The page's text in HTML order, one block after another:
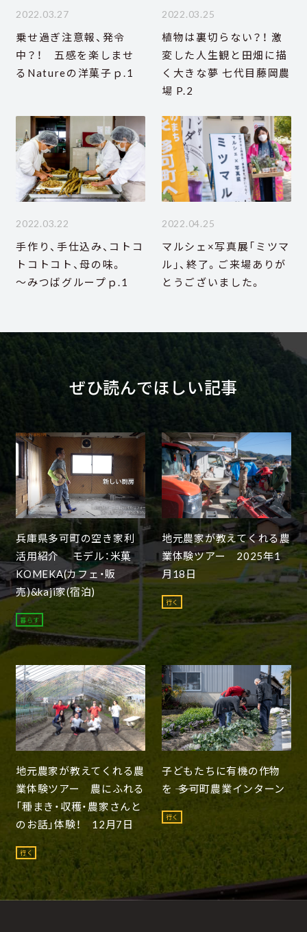
2022.03.27
乗せ過ぎ注意報、発令
中？！ 五感を楽しませ
るNatureの洋菓子ｐ.1
2022.03.25
植物は裏切らない？！ 激
変した人生観と田畑に描
く大きな夢 七代目藤岡農
場 P.2
2022.03.22
手作り、手仕込み、コトコ
トコトコト、母の味。
～みつばグループｐ.1
2022.04.25
マルシェ×写真展「ミツマ
ル」、終了。ご来場ありが
とうございました。
ぜひ読んでほしい記事
兵庫県多可町の空き家利
活用紹介 モデル：米菓
KOMEKA(カフェ・販
売)&kaji家(宿泊)
暮らす
地元農家が教えてくれる農
業体験ツアー 2025年1
月18日
行く
地元農家が教えてくれる農
業体験ツアー 農にふれる
「種まき・収穫・農家さんと
のお話」体験！ 12月7日
行く
子どもたちに有機の作物
を ―― 多可町農業インターン
行く